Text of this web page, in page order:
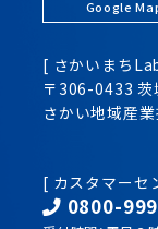
Google
[ さかいまち
〒306-0433
さかい地域産
[ カスタマーセ
0800-